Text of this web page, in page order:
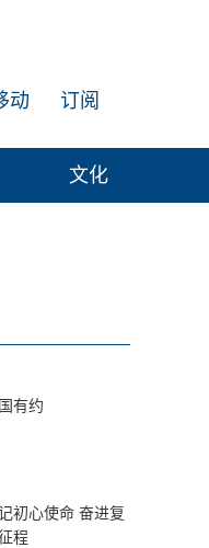
订阅
动
文化
有约
初心使命 奋进复
程